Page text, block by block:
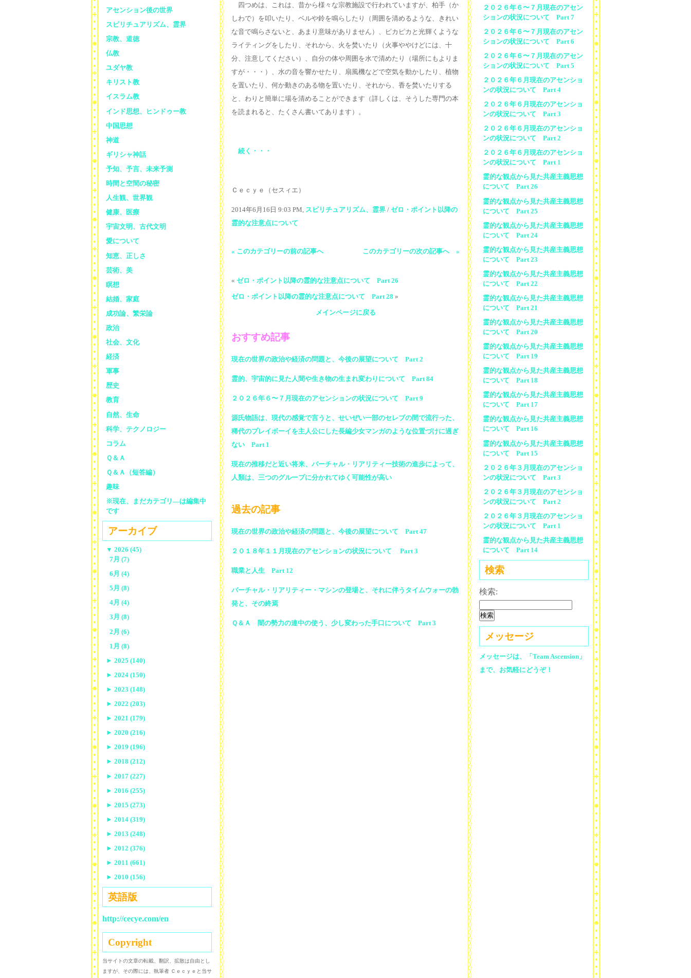
四つめは、これは、昔から様々な宗教施設で行われていますが、柏手（か
しわで）を叩いたり、ベルや鈴を鳴らしたり（周囲を清めるような、きれい
な音で鳴らさないと、あまり意味がありません）、ピカピカと光輝くような
ライティングをしたり、それから、火を焚いたり（火事ややけどには、十
分、注意してください）、自分の体や周囲を水で清めたり（場所にもよりま
すが・・・）、水の音を響かせたり、扇風機などで空気を動かしたり、植物
を置いたり、何か動きのある物を置いたり、それから、香を焚いたりする
と、わりと簡単に場を清めることができます（詳しくは、そうした専門の本
を読まれると、たくさん書いてあります）。
続く・・・
Ｃｅｃｙｅ（セスィエ）
2014年6月16日 9:03 PM, スピリチュアリズム、霊界 / ゼロ・ポイント以降の
霊的な注意点について
« このカテゴリーの前の記事へ このカテゴリーの次の記事へ »
« ゼロ・ポイント以降の霊的な注意点について Part 26
ゼロ・ポイント以降の霊的な注意点について Part 28 »
メインページに戻る
おすすめ記事
現在の世界の政治や経済の問題と、今後の展望について Part 2
霊的、宇宙的に見た人間や生き物の生まれ変わりについて Part 84
２０２６年６〜７月現在のアセンションの状況について Part 9
源氏物語は、現代の感覚で言うと、せいぜい一部のセレブの間で流行った、
稀代のプレイボーイを主人公にした長編少女マンガのような位置づけに過ぎ
ない Part 1
現在の推移だと近い将来、バーチャル・リアリティー技術の進歩によって、
人類は、三つのグループに分かれてゆく可能性が高い
過去の記事
現在の世界の政治や経済の問題と、今後の展望について Part 47
２０１８年１１月現在のアセンションの状況について Part 3
職業と人生 Part 12
バーチャル・リアリティー・マシンの登場と、それに伴うタイムウォーの勃
発と、その終焉
Ｑ＆Ａ 闇の勢力の連中の使う、少し変わった手口について Part 3
２０２６年６〜７月現在のアセン
ションの状況について Part 7
２０２６年６〜７月現在のアセン
ションの状況について Part 6
２０２６年６〜７月現在のアセン
ションの状況について Part 5
２０２６年６月現在のアセンショ
ンの状況について Part 4
２０２６年６月現在のアセンショ
ンの状況について Part 3
２０２６年６月現在のアセンショ
ンの状況について Part 2
２０２６年６月現在のアセンショ
ンの状況について Part 1
霊的な観点から見た共産主義思想
について Part 26
霊的な観点から見た共産主義思想
について Part 25
霊的な観点から見た共産主義思想
について Part 24
霊的な観点から見た共産主義思想
について Part 23
霊的な観点から見た共産主義思想
について Part 22
霊的な観点から見た共産主義思想
について Part 21
霊的な観点から見た共産主義思想
について Part 20
霊的な観点から見た共産主義思想
について Part 19
霊的な観点から見た共産主義思想
について Part 18
霊的な観点から見た共産主義思想
について Part 17
霊的な観点から見た共産主義思想
について Part 16
霊的な観点から見た共産主義思想
について Part 15
２０２６年３月現在のアセンショ
ンの状況について Part 3
２０２６年３月現在のアセンショ
ンの状況について Part 2
２０２６年３月現在のアセンショ
ンの状況について Part 1
霊的な観点から見た共産主義思想
について Part 14
検索
検索:
メッセージ
メッセージは、「Team Ascension」
まで、お気軽にどうぞ！
アセンション後の世界
スピリチュアリズム、霊界
宗教、道徳
仏教
ユダヤ教
キリスト教
イスラム教
インド思想、ヒンドゥー教
中国思想
神道
ギリシャ神話
予知、予言、未来予測
時間と空間の秘密
人生観、世界観
健康、医療
宇宙文明、古代文明
愛について
知恵、正しさ
芸術、美
瞑想
結婚、家庭
成功論、繁栄論
政治
社会、文化
経済
軍事
歴史
教育
自然、生命
科学、テクノロジー
コラム
Ｑ＆Ａ
Ｑ＆Ａ（短答編）
趣味
※現在、まだカテゴリ—は編集中
です
アーカイブ
▼ 2026 (45)
7月 (7)
6月 (4)
5月 (8)
4月 (4)
3月 (8)
2月 (6)
1月 (8)
► 2025 (140)
► 2024 (150)
► 2023 (148)
► 2022 (203)
► 2021 (179)
► 2020 (216)
► 2019 (196)
► 2018 (212)
► 2017 (227)
► 2016 (255)
► 2015 (273)
► 2014 (319)
► 2013 (248)
► 2012 (376)
► 2011 (661)
► 2010 (156)
英語版
http://cecye.com/en
Copyright
当サイトの文章の転載、翻訳、拡散は自由とし
ますが、その際には、執筆者 Ｃｅｃｙｅと当サ